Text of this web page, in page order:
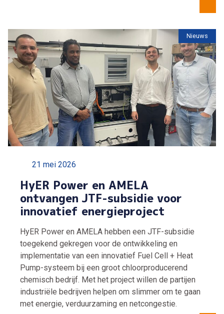
Nieuws
21 mei 2026
HyER Power en AMELA
ontvangen JTF-subsidie voor
innovatief energieproject
HyER Power en AMELA hebben een JTF-subsidie
toegekend gekregen voor de ontwikkeling en
implementatie van een innovatief Fuel Cell + Heat
Pump-systeem bij een groot chloorproducerend
chemisch bedrijf. Met het project willen de partijen
industriële bedrijven helpen om slimmer om te gaan
met energie, verduurzaming en netcongestie.